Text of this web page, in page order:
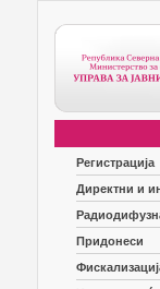
Регистрација
Директни и
Придонеси